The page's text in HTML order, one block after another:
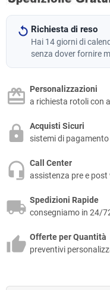
Richiesta di reso
Hai 14 giorni di
senza dover fornire
Personalizzazioni
a richiesta rotoli con
Acquisti Sicuri
sistemi di pagamento
Call Center
assistenza pre e
Spedizioni Rapide
consegniamo in 24/
Offerte per Quantità
preventivi